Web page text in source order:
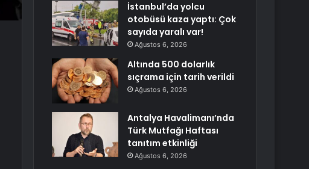
İstanbul’da yolcu
otobüsü kaza yaptı: Çok
sayıda yaralı var!
Ağustos 6, 2026
Altında 500 dolarlık
sıçrama için tarih verildi
Ağustos 6, 2026
Antalya Havalimanı’nda
Türk Mutfağı Haftası
tanıtım etkinliği
Ağustos 6, 2026